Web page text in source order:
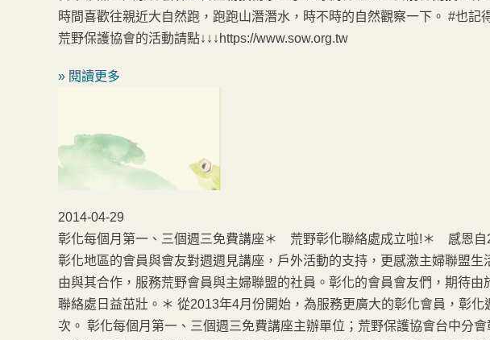
時間喜歡往親近大自然跑，跑跑山潛潛水，時不時的自然觀察一下。 #也記
荒野保護協會的活動請點↓↓↓https://www.sow.org.tw
» 閱讀更多
2014-04-29
彰化每個月第一、三個週三免費講座＊ 荒野彰化聯絡處成立啦!＊ 感恩自
彰化地區的會員與會友對週週見講座，戶外活動的支持，更感激主婦聯盟
由與其合作，服務荒野會員與主婦聯盟的社員。彰化的會員會友們，期待
聯絡處日益茁壯。＊ 從2013年4月份開始，為服務更廣大的彰化會員，彰
次。 彰化每個月第一、三個週三免費講座主辦單位；荒野保護協會台中分